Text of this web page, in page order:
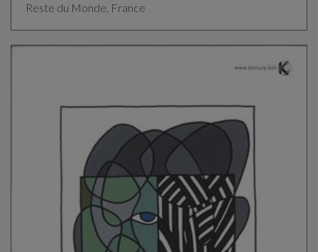
Reste du Monde, France